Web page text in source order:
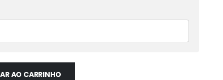
AO CARRINHO